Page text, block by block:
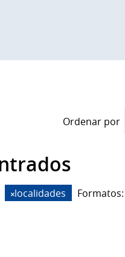
Ordenar por
localidades Formatos: